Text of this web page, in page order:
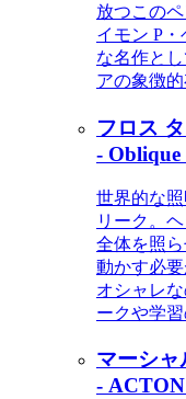
放つこの
イモン P
な名作と
アの象徴
フロス
- Oblique
世界的な
リーク。
全体を照
動かす必
オシャレ
ークや学
マーシャ
-